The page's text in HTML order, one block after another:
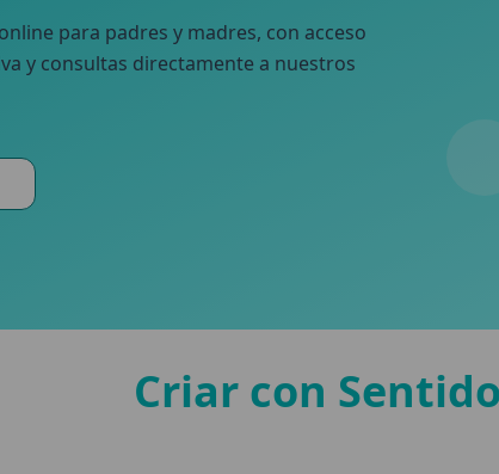
para padres y madres, con acceso
y consultas directamente a nuestros
Criar con